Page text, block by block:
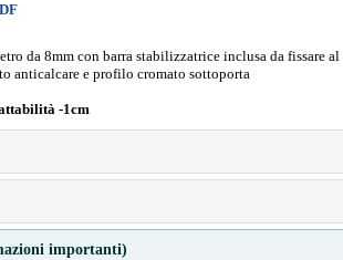
da 8mm con barra stabilizzatrice inclusa da fissare al
anticalcare e profilo cromato sottoporta
-1cm
importanti)